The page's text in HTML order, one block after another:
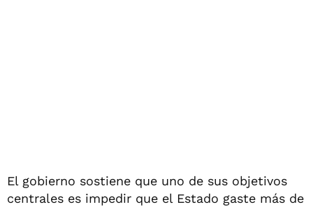
El gobierno sostiene que uno de sus objetivos
centrales es impedir que el Estado gaste más de